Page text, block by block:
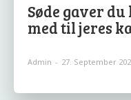
Søde gaver
med til jeres
Admin - 27. September